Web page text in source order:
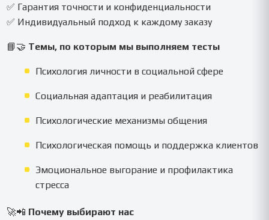
✅ Гарантия точности и конфиденциальности
✅ Индивидуальный подход к каждому заказу
📘🤝 Темы, по которым мы выполняем тесты
Психология личности в социальной сфере
Социальная адаптация и реабилитация
Психологические механизмы общения
Психологическая помощь и поддержка клиентов
Эмоциональное выгорание и профилактика
стресса
🚀📲 Почему выбирают нас